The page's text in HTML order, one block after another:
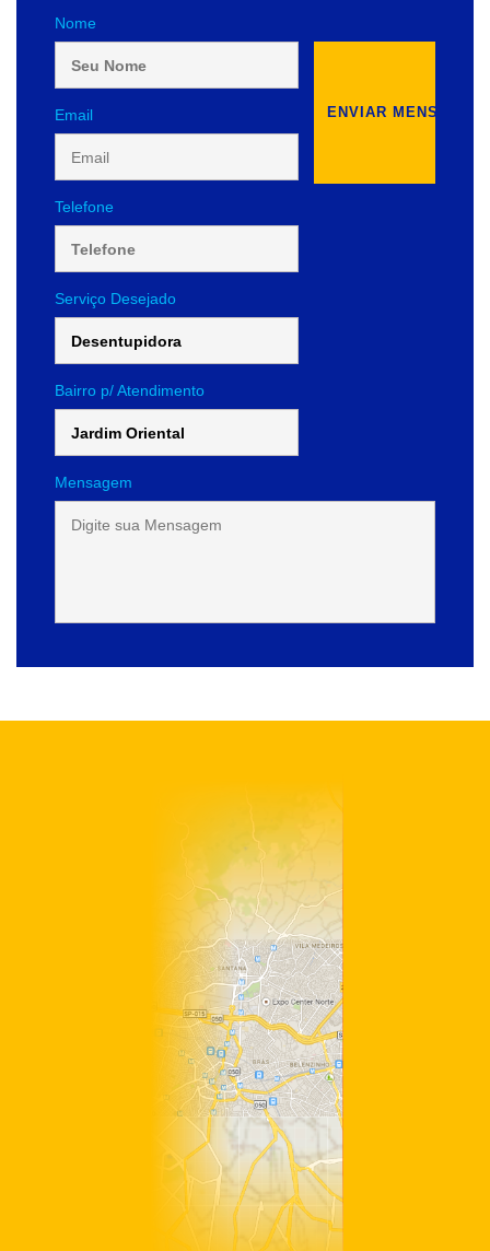
Nome
Email
Telefone
Serviço Desejado
Bairro p/ Atendimento
Mensagem